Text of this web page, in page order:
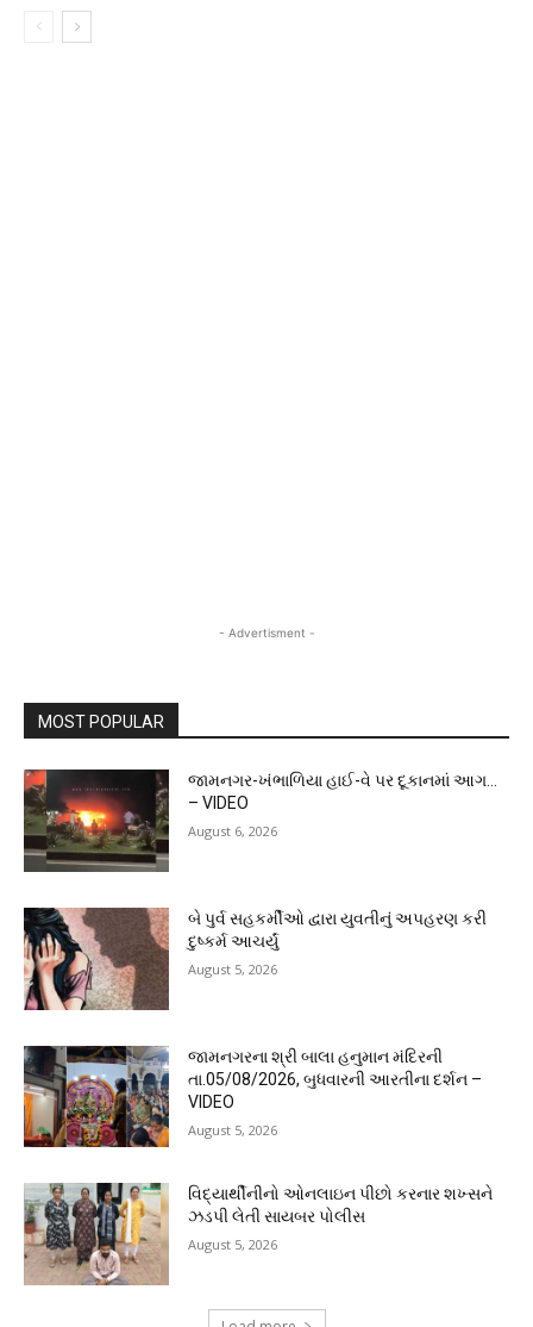
- Advertisment -
MOST POPULAR
જામનગર-ખંભાળિયા હાઈ-વે પર દૂકાનમાં આગ…
– VIDEO
August 6, 2026
બે પુર્વ સહકર્મીઓ દ્વારા યુવતીનું અપહરણ કરી
દુષ્કર્મ આચર્યું
August 5, 2026
જામનગરના શ્રી બાલા હનુમાન મંદિરની
તા.05/08/2026, બુધવારની આરતીના દર્શન –
VIDEO
August 5, 2026
વિદ્યાર્થીનીનો ઓનલાઇન પીછો કરનાર શખ્સને
ઝડપી લેતી સાયબર પોલીસ
August 5, 2026